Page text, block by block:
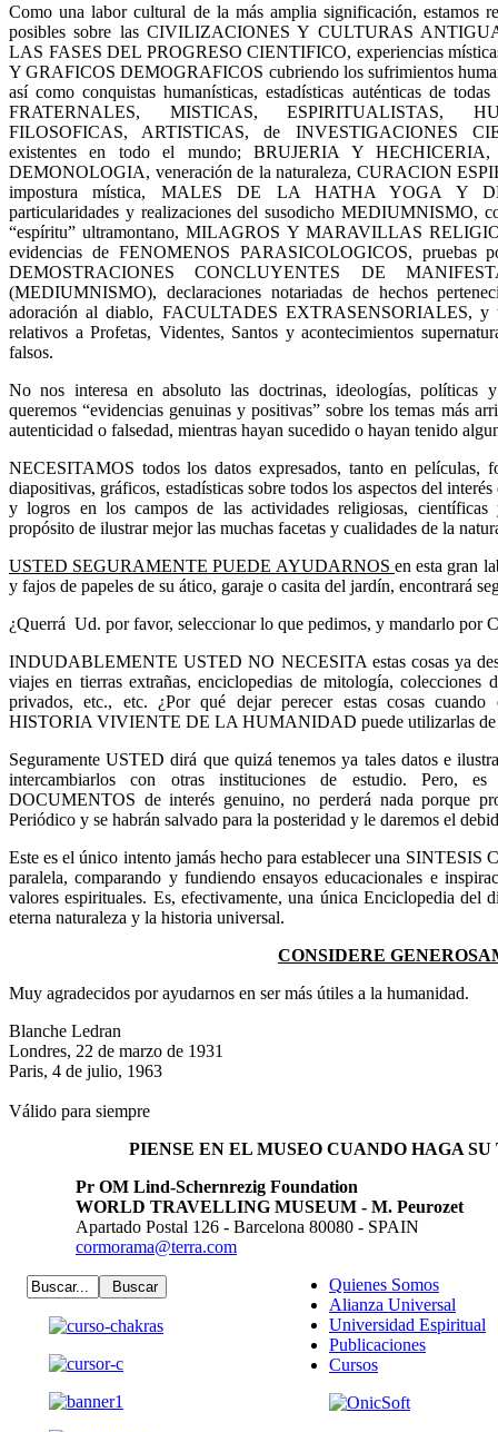
Como una labor cultural de la más amplia significación, estamos
posibles sobre las CIVILIZACIONES Y CULTURAS
LAS FASES DEL PROGRESO CIENTIFICO, experiencias
Y GRAFICOS DEMOGRAFICOS cubriendo los sufrimientos
así como conquistas humanísticas, estadísticas auténticas de
FRATERNALES, MISTICAS, ESPIRITUALISTAS,
FILOSOFICAS, ARTISTICAS, de INVESTIGACIONES
existentes en todo el mundo; BRUJERIA Y HECHICERIA,
DEMONOLOGIA, veneración de la naturaleza, CURACION
impostura mística, MALES DE LA HATHA YOGA Y
particularidades y realizaciones del susodicho MEDIUMNISMO,
“espíritu” ultramontano, MILAGROS Y MARAVILLAS
evidencias de FENOMENOS PARASICOLOGICOS, pruebas
DEMOSTRACIONES CONCLUYENTES DE
(MEDIUMNISMO), declaraciones notariadas de hechos
adoración al diablo, FACULTADES EXTRASENSORIALES, y
relativos a Profetas, Videntes, Santos y acontecimientos
falsos.
No nos interesa en absoluto las doctrinas, ideologías, políticas
queremos “evidencias genuinas y positivas” sobre los temas más
autenticidad o falsedad, mientras hayan sucedido o hayan tenido
NECESITAMOS todos los datos expresados, tanto en películas,
diapositivas, gráficos, estadísticas sobre todos los aspectos del
y logros en los campos de las actividades religiosas,
propósito de ilustrar mejor las muchas facetas y cualidades de la
USTED SEGURAMENTE PUEDE AYUDARNOS en esta gran
y fajos de papeles de su ático, garaje o casita del jardín, encontrará
¿Querrá Ud. por favor, seleccionar lo que pedimos, y mandarlo
INDUDABLEMENTE USTED NO NECESITA estas cosas ya
viajes en tierras extrañas, enciclopedias de mitología, colecciones
privados, etc., etc. ¿Por qué dejar perecer estas cosas
HISTORIA VIVIENTE DE LA HUMANIDAD puede utilizarlas
Seguramente USTED dirá que quizá tenemos ya tales datos e
intercambiarlos con otras instituciones de estudio. Pero,
DOCUMENTOS de interés genuino, no perderá nada porque
Periódico y se habrán salvado para la posteridad y le daremos el
Este es el único intento jamás hecho para establecer una
paralela, comparando y fundiendo ensayos educacionales e
valores espirituales. Es, efectivamente, una única Enciclopedia del
eterna naturaleza y la historia universal.
CONSIDERE
Muy agradecidos por ayudarnos en ser más útiles a la humanidad.
Blanche Ledran
Londres, 22 de marzo de 1931
Paris, 4 de julio, 1963
Válido para siempre
PIENSE EN EL MUSEO CUANDO HAGA
Pr OM Lind-Schernrezig Foundation
WORLD TRAVELLING MUSEUM - M. Peurozet
Apartado Postal 126 - Barcelona 80080 - SPAIN
cormorama@terra.com
Quienes Somos
Alianza Universal
Universidad Espiritual
Publicaciones
Cursos